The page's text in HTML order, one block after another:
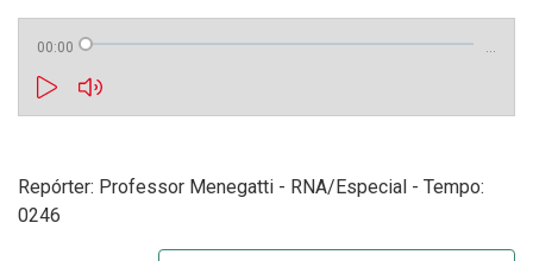
00:00 …
Repórter: Professor Menegatti - RNA/Especial - Tempo:
0246